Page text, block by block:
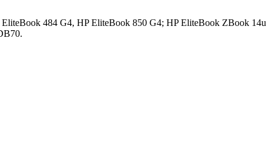
484 G4, HP EliteBook 850 G4; HP EliteBook ZBook 14u